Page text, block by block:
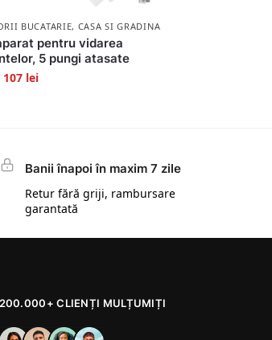
BUCATARIE, CASA SI GRADINA
pentru vidarea
5 pungi atasate
107 lei
Banii înapoi în maxim 7 zile
Retur fără griji, rambursare
garantată
200.000+ CLIENȚI MULȚUMIȚI